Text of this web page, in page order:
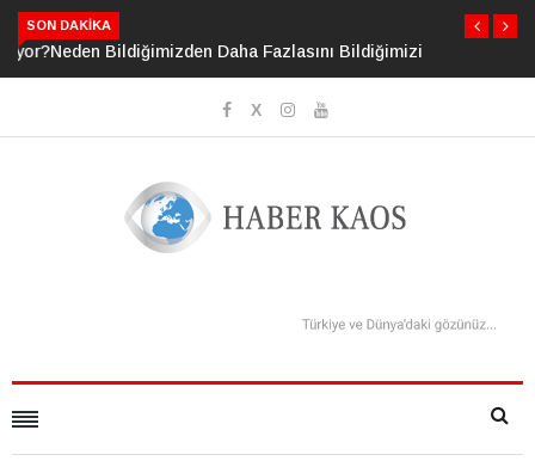
SON DAKIKA
Neden Bildiğimizden Daha Fazlasını Bildiğimizi Sanıyoruz?